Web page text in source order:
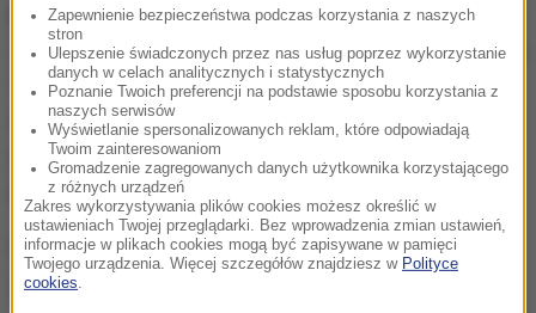
przemówieniu otwierającym ceremonię prowadzący
Jimmy Kimmel. Nawiązał też m.in. do krytyki Donalda
Trumpa pod adresem Meryl Streep.Ona zagrała
kiepsko w ponad 50 filmach podczas swojej żałosnej
karierę. Nominowaliśmy ją z przyzwyczajenia -
ironizował.
CAŁĄ RELACJĘ Z OSCAROWEJ NOCY
ZNAJDZIECIE TUTAJ
Zapewnienie bezpieczeństwa podczas korzystania z naszych
stron
Ulepszenie świadczonych przez nas usług poprzez wykorzystanie
danych w celach analitycznych i statystycznych
Poznanie Twoich preferencji na podstawie sposobu korzystania z
naszych serwisów
Wyświetlanie spersonalizowanych reklam, które odpowiadają
Twoim zainteresowaniom
Gromadzenie zagregowanych danych użytkownika korzystającego
z różnych urządzeń
Zakres wykorzystywania plików cookies możesz określić w
ustawieniach Twojej przeglądarki. Bez wprowadzenia zmian ustawień,
informacje w plikach cookies mogą być zapisywane w pamięci
Twojego urządzenia. Więcej szczegółów znajdziesz w Polityce
cookies